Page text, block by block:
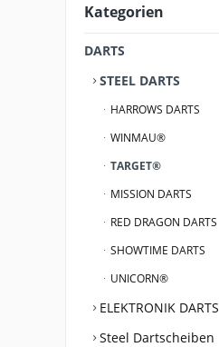
Kategorien
DARTS
STEEL DARTS
HARROWS DARTS
WINMAU®
TARGET®
MISSION DARTS
RED DRAGON DARTS
SHOWTIME DARTS
UNICORN®
ELEKTRONIK DARTS
Steel Dartscheiben